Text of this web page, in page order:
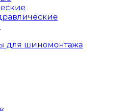
для шиномонтажа